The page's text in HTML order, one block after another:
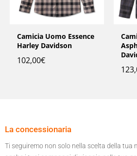
Camicia Uomo Essence
Harley Davidson
102,00€
La concessionaria
Ti seguiremo non solo nella scelta della tua